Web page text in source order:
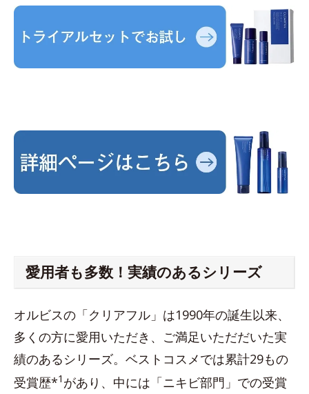
愛用者も多数！実績のあるシリーズ
オルビスの「クリアフル」は1990年の誕生以来、
多くの方に愛用いただき、ご満足いただだいた実
績のあるシリーズ。ベストコスメでは累計29もの
受賞歴*1 があり、中には「ニキビ部門」での受賞